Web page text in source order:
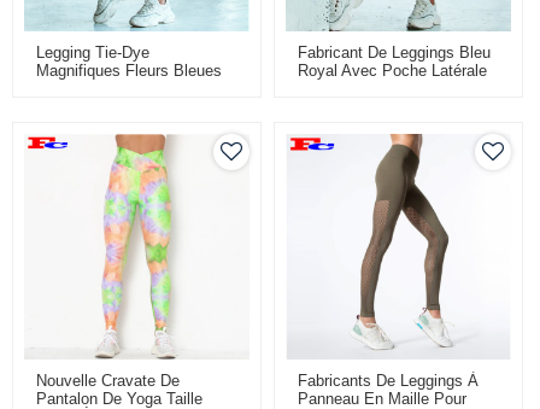
Legging Tie-Dye
Magnifiques Fleurs Bleues
Fabricant De Leggings Bleu
Royal Avec Poche Latérale
Nouvelle Cravate De
Pantalon De Yoga Taille
Fabricants De Leggings À
Panneau En Maille Pour